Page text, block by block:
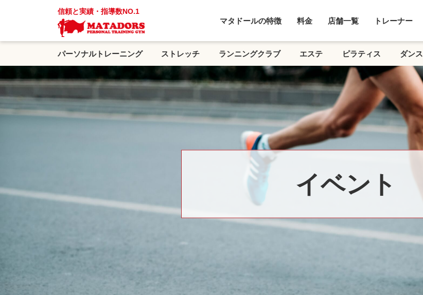
信頼と実績・指導数NO.1
マタドールの特徴 料金 店舗一覧 トレーナー
パーソナルトレーニング ストレッチ ランニングクラブ エステ ピラティス ダンス
イベント